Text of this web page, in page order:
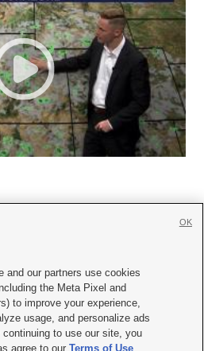

|Contact Us|Careers with KSL.com
Video Consent Viewing Policy
Public File Report| KSL-TV FCC Public File
and our partners use cookies
the Meta Pixel and
to improve your experience,
usage, and personalize ads
to use our site, you
agree to ourTerms of Use
OK